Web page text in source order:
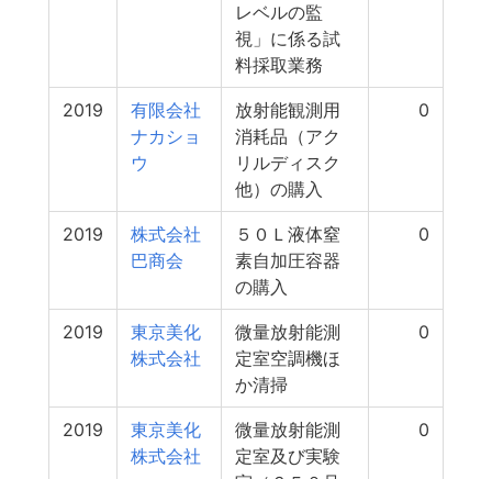
レベルの監
視」に係る試
料採取業務
2019
有限会社
ナカショ
ウ
放射能観測用
消耗品（アク
リルディスク
他）の購入
0
2019
株式会社
巴商会
５０Ｌ液体窒
素自加圧容器
の購入
0
2019
東京美化
株式会社
微量放射能測
定室空調機ほ
か清掃
0
2019
東京美化
株式会社
微量放射能測
定室及び実験
0